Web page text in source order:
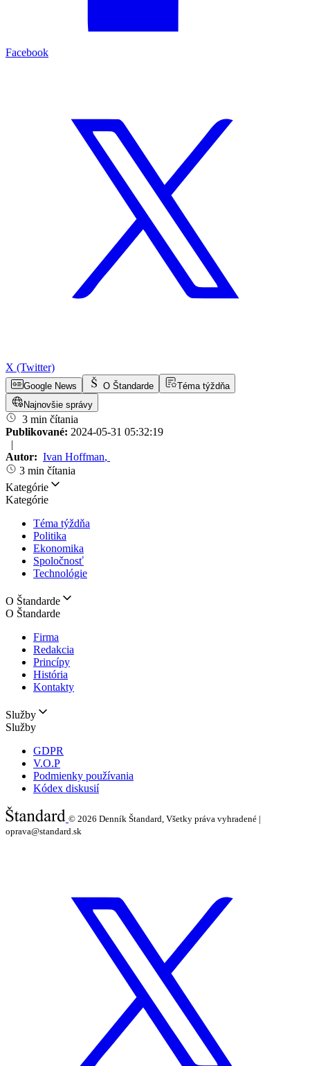
Facebook
X (Twitter)
Google News O Štandarde
Téma týždňa
Najnovšie správy
3 min čítania
Publikované: 2024-05-31 05:32:19
|
Autor: Ivan Hoffman,
3 min čítania
Kategórie
Kategórie
Téma týždňa
Politika
Ekonomika
Spoločnosť
Technológie
O Štandarde
O Štandarde
Firma
Redakcia
Princípy
História
Kontakty
Služby
Služby
GDPR
V.O.P
Podmienky používania
Kódex diskusií
© 2026 Denník Štandard, Všetky práva vyhradené |
oprava@standard.sk